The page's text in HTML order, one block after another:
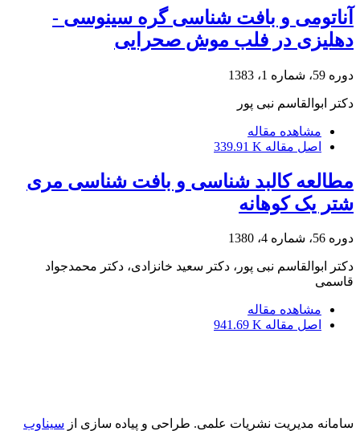
آناتومی و بافت شناسی گره سینوسی -
دهلیزی در فلب موش صحرایی
دوره 59، شماره 1، 1383
دکتر ابوالقاسم نبی پور
مشاهده مقاله
اصل مقاله 339.91 K
مطالعه کالبد شناسی و بافت شناسی مری
شتر یک کوهانه
دوره 56، شماره 4، 1380
دکتر ابوالقاسم نبی پور، دکتر سعید خانزادی، دکتر محمدجواد
قاسمی
مشاهده مقاله
اصل مقاله 941.69 K
سامانه مدیریت نشریات علمی. طراحی و پیاده سازی از سیناوب